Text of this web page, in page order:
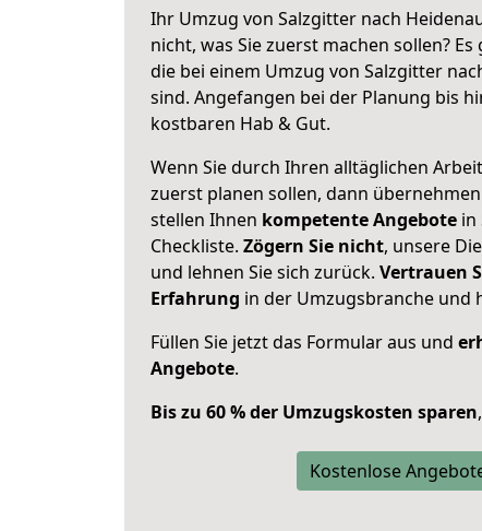
Ihr Umzug von Salzgitter nach
nicht, was Sie zuerst machen sollen?
die bei einem Umzug von Salzgitter
sind. Angefangen bei der Planung bis
kostbaren Hab & Gut.
Wenn Sie durch Ihren alltäglichen
zuerst planen sollen, dann
stellen Ihnen kompetente Angebote in
Checkliste. Zögern Sie nicht, unsere
und lehnen Sie sich zurück. Vertrauen
Erfahrung in der Umzugsbranche und
Füllen Sie jetzt das Formular aus und
Angebote.
Bis zu 60 % der Umzugskosten sparen
Kostenlose